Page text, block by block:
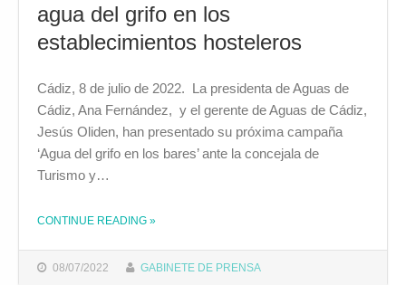
agua del grifo en los
establecimientos hosteleros
08/07/2022 GABINETE DE PRENSA
Cádiz, 8 de julio de 2022. La presidenta de Aguas de
Cádiz, Ana Fernández, y el gerente de Aguas de Cádiz,
Jesús Oliden, han presentado su próxima campaña
‘Agua del grifo en los bares’ ante la concejala de
Turismo y…
CONTINUE READING »